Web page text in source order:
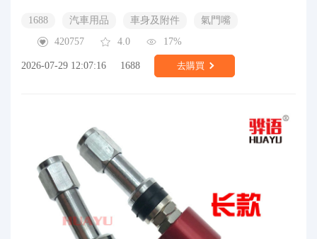
1688 汽車用品 車身及附件
氣門嘴
420757
4.0 17%
2026-07-29 12:07:16 1688 去購買